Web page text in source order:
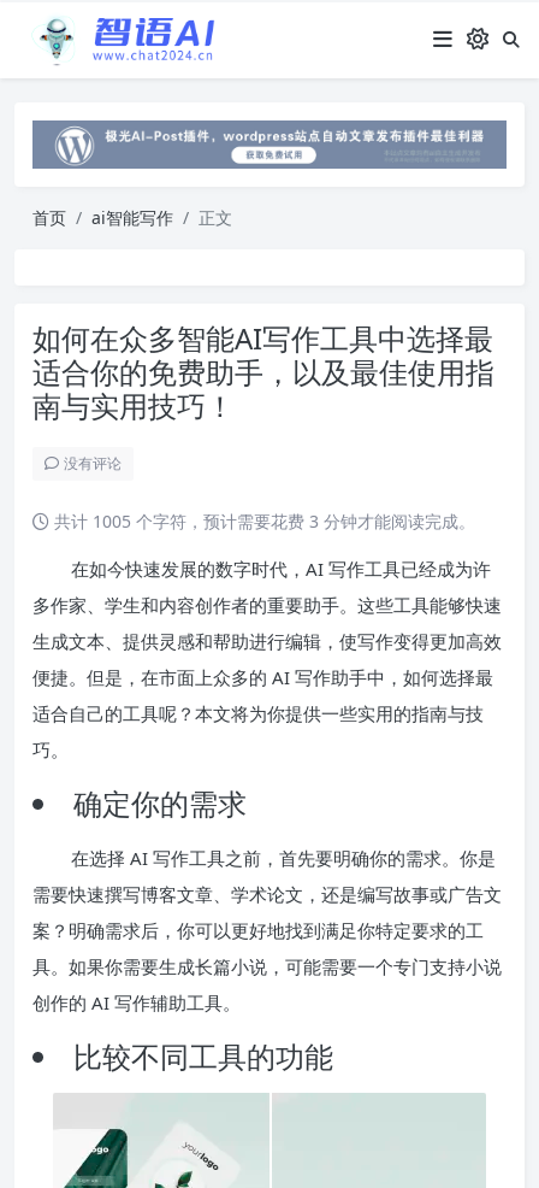
首页 ai智能写作 正文
如何在众多智能AI写作工具中选择最
适合你的免费助手，以及最佳使用指
南与实用技巧！
没有评论
共计 1005 个字符，预计需要花费 3 分钟才能阅读完成。
在如今快速发展的数字时代，AI 写作工具已经成为许
多作家、学生和内容创作者的重要助手。这些工具能够快速
生成文本、提供灵感和帮助进行编辑，使写作变得更加高效
便捷。但是，在市面上众多的 AI 写作助手中，如何选择最
适合自己的工具呢？本文将为你提供一些实用的指南与技
巧。
确定你的需求
在选择 AI 写作工具之前，首先要明确你的需求。你是
需要快速撰写博客文章、学术论文，还是编写故事或广告文
案？明确需求后，你可以更好地找到满足你特定要求的工
具。如果你需要生成长篇小说，可能需要一个专门支持小说
创作的 AI 写作辅助工具。
比较不同工具的功能